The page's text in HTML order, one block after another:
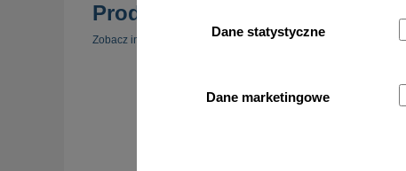
Dane statystyczne
Dane marketingowe
Produkty popularne
Zobacz inne popularne produkty w tej kategorii. zobacz